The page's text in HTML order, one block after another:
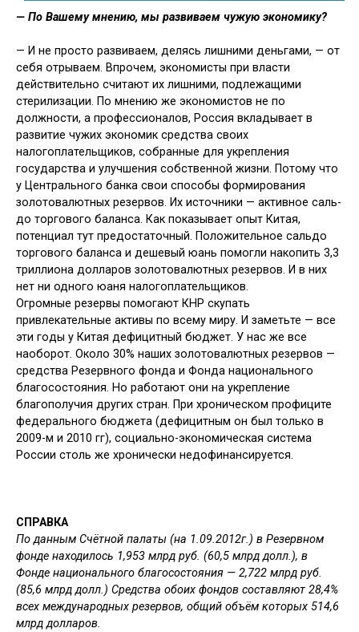
— По Вашему мнению, мы разви­ваем чужую экономику?
— И не просто развиваем, делясь лишними деньгами, — от
себя отрыва­ем. Впрочем, экономисты при власти
действительно считают их лишними, подлежащими
стерилизации. По мне­нию же экономистов не по
должности, а профессионалов, Россия вкладывает в
развитие чужих экономик средства своих
налогоплательщиков, собранные для укрепления
государства и улучше­ния собственной жизни. Потому что
у Центрального банка свои способы формирования
золотовалютных ре­зервов. Их источники — активное саль­
до торгового баланса. Как показывает опыт Китая,
потенциал тут предоста­точный. Положительное сальдо
торго­вого баланса и дешевый юань помогли накопить 3,3
триллиона долларов зо­лотовалютных резервов. И в них
нет ни одного юаня налогоплательщиков.
Огромные резервы помогают КНР скупать
привлекательные активы по всему миру. И заметьте — все
эти го­ды у Китая дефицитный бюджет. У нас же все
наоборот. Около 30% наших золотовалютных резервов —
средства Резервного фонда и Фонда нацио­нального
благосостояния. Но работа­ют они на укрепление
благополучия других стран. При хроническом про­фиците
федерального бюджета (дефи­цитным он был только в
2009-м и 2010 гг), социально-экономическая система
России столь же хронически недофи­нансируется.
СПРАВКА
По данным Счётной палаты (на 1.09.2012г.) в Резервном
фонде находилось 1,953 млрд руб. (60,5 млрд долл.), в
Фонде националь­ного благосостояния — 2,722 млрд руб.
(85,6 млрд долл.) Средства обоих фон­дов составляют 28,4%
всех междуна­родных резервов, общий объём которых 514,6
млрд долларов.